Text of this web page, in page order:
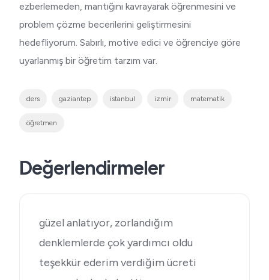
ezberlemeden, mantığını kavrayarak öğrenmesini ve
problem çözme becerilerini geliştirmesini
hedefliyorum. Sabırlı, motive edici ve öğrenciye göre
uyarlanmış bir öğretim tarzım var.
ders gaziantep istanbul izmir matematik
öğretmen
Değerlendirmeler
güzel anlatıyor, zorlandığım
denklemlerde çok yardımcı oldu
teşekkür ederim verdiğim ücreti